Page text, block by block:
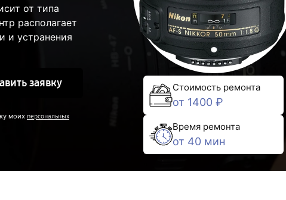
от типа
располагает
и устранения
заявку
моих персональных
Стоимость ремонта
от 1400 ₽
Время ремонта
от 40 мин